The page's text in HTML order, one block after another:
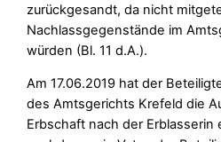
zurückgesandt, da nicht
Nachlassgegenstände im
würden (Bl. 11 d.A.).
Am 17.06.2019 hat der
des Amtsgerichts Krefeld die
Erbschaft nach der Erblasserin